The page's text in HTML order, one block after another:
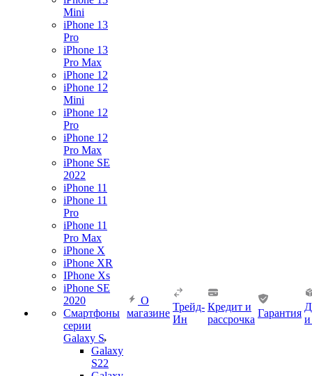
Mini
iPhone 13
Pro
iPhone 13
Pro Max
iPhone 12
iPhone 12
Mini
iPhone 12
Pro
iPhone 12
Pro Max
iPhone SE
2022
iPhone 11
iPhone 11
Pro
iPhone 11
Pro Max
iPhone X
iPhone XR
IPhone Xs
iPhone SE
2020
Смартфоны
серии
Galaxy S
Galaxy
S22
О
магазине
Трейд-
Ин
Кредит и
рассрочка
Гарантия
и